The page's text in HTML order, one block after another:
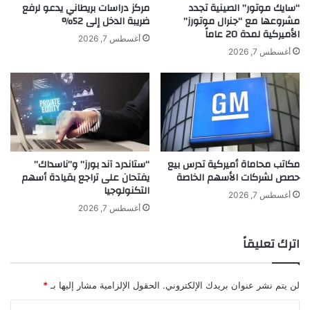
د
ف
ي
أ
م
ن
ي
إ
ي
ط
ا
ي
خ
ل
ل
م
ا
ر
“سايك موتور” الصينية تجدد
مشروعها مع “جنرال موتورز”
الأميركية لمدة 20 عاماً
أغسطس 7, 2026
مركز دراسات بريطاني يدعو لرفع
ضريبة الدخل إلى 52%
أغسطس 7, 2026
مكاتب محاماة أميركية تدرس بيع
حصص لشركات الأسهم الخاصة
أغسطس 7, 2026
“ستاندرد آند بورز” و”ناسداك”
يفتحان على تراجع بقيادة أسهم
التكنولوجيا
أغسطس 7, 2026
اترك تعليقاً
لن يتم نشر عنوان بريدك الإلكتروني. الحقول الإلزامية مشار إليها بـ *